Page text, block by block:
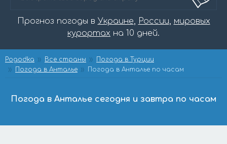
Прогноз погоды в Украине, России, мировых
курортах на 10 дней.
Pogodka Все страны
Погода в Турции
Погода в Анталье
Погода в Анталье по часам
Погода в Анталье сегодня и завтра по часам